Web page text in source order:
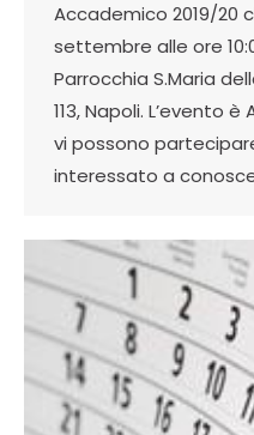
Accademico 2019/20
settembre alle ore
Parrocchia S.Maria
113, Napoli. L’evento è
vi possono
interessato a